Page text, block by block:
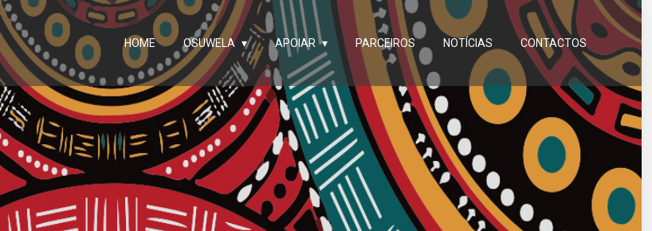
HOME OSUWELA APOIAR PARCEIROS NOTÍCIAS CONTACTOS